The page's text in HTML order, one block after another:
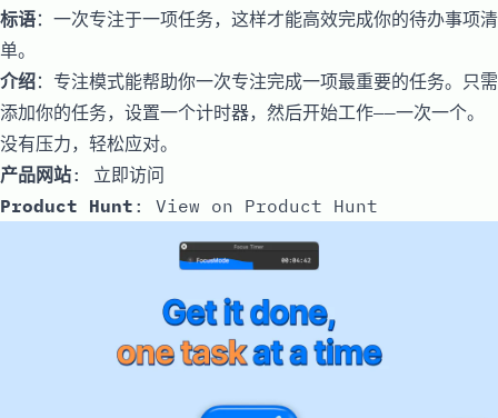
标语：一次专注于一项任务，这样才能高效完成你的待办事项清
单。
介绍：专注模式能帮助你一次专注完成一项最重要的任务。只需
添加你的任务，设置一个计时器，然后开始工作——一次一个。
没有压力，轻松应对。
产品网站: 立即访问
Product Hunt : View on Product Hunt